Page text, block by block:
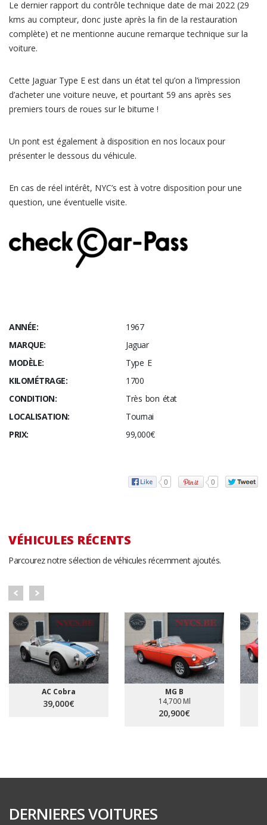
Le dernier rapport du contrôle technique date de mai 2022 (29
kms au compteur, donc juste après la fin de la restauration
complète) et ne mentionne aucune remarque technique sur la
voiture.
Cette Jaguar Type E est dans un état tel qu’on a l’impression
d’acheter une voiture neuve, et pourtant 59 ans après ses
premiers tours de roues sur le bitume !
Un pont est également à disposition en nos locaux pour
présenter le dessous du véhicule.
En cas de réel intérêt, NYC’s est à votre disposition pour une
question, une éventuelle visite.
ANNÉE:
1967
MARQUE:
Jaguar
MODÈLE:
Type E
KILOMÉTRAGE:
1700
CONDITION:
Très bon état
LOCALISATION:
Tournai
PRIX:
99,000€
0 0
VÉHICULES RÉCENTS
Parcourez notre sélection de véhicules récemment ajoutés.
AC Cobra
39,000€
MG B
14,700 Ml
20,900€
DERNIERES VOITURES